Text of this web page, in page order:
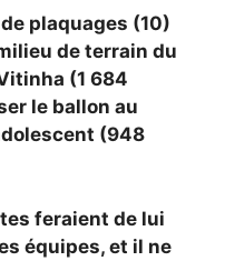
plaquages ​​(10)
de terrain du
(1 684
le ballon au
(948
feraient de lui
équipes, et il ne